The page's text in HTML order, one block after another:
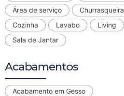
Área de serviço
Churrasqueira
Cozinha
Lavabo Living
Sala de Jantar
Acabamentos
Acabamento em Gesso